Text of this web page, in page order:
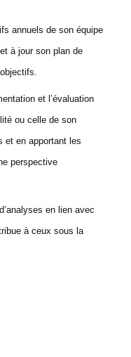
annuels de son équipe
à jour son plan de
et l’évaluation
ou celle de son
et en apportant les
perspective
en lien avec
à ceux sous la